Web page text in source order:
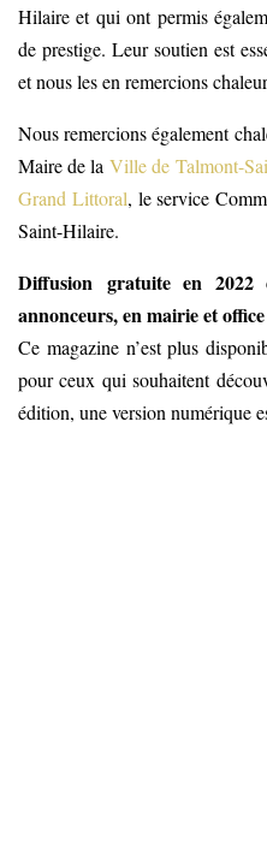
Hilaire et qui ont permis
de prestige. Leur soutien est
et nous les en remercions
Nous remercions également
Maire de laVille de Talmont-
Grand Littoral, le service
Saint-Hilaire.
Diffusion gratuite en 2022
annonceurs, en mairie et
Ce magazine n’est plus
pour ceux qui souhaitent
édition, une version numérique